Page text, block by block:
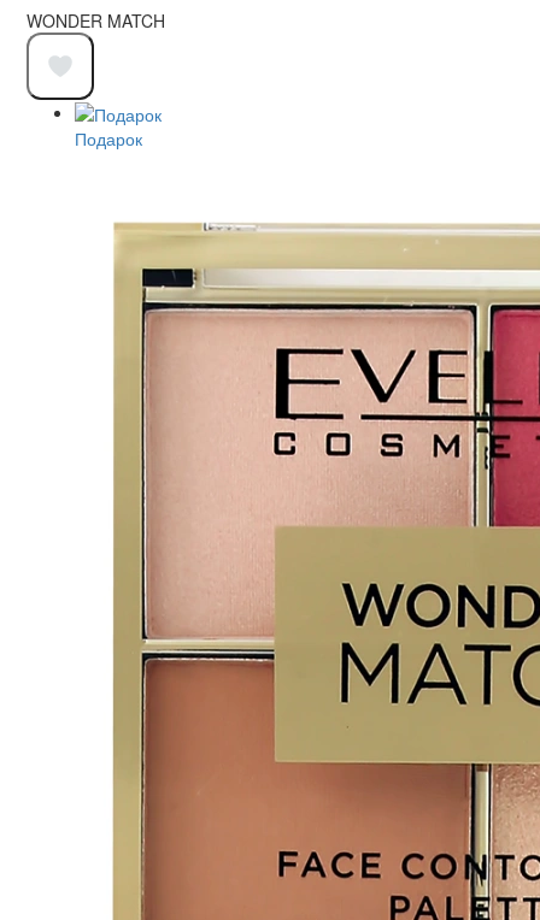
WONDER MATCH
Подарок